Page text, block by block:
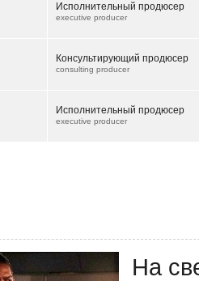
Исполнительный продюсер
executive producer
Консультирующий продюсер
consulting producer
Исполнительный продюсер
executive producer
На